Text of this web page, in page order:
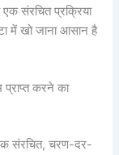
एक संरचित प्रक्रिया
में खो जाना आसान है
प्राप्त करने का
संरचित, चरण-दर-